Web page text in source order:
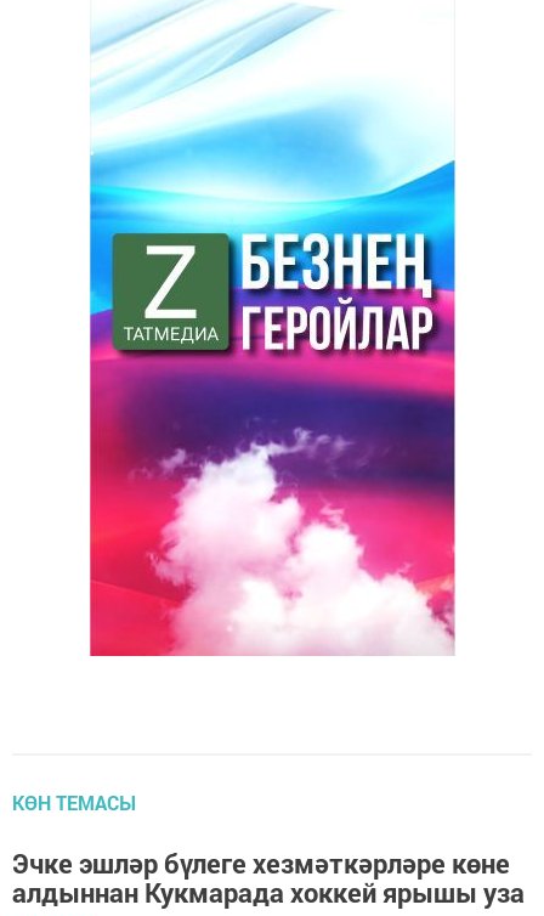
КӨН ТЕМАСЫ
Эчке эшләр бүлеге хезмәткәрләре көне
алдыннан Кукмарада хоккей ярышы уза